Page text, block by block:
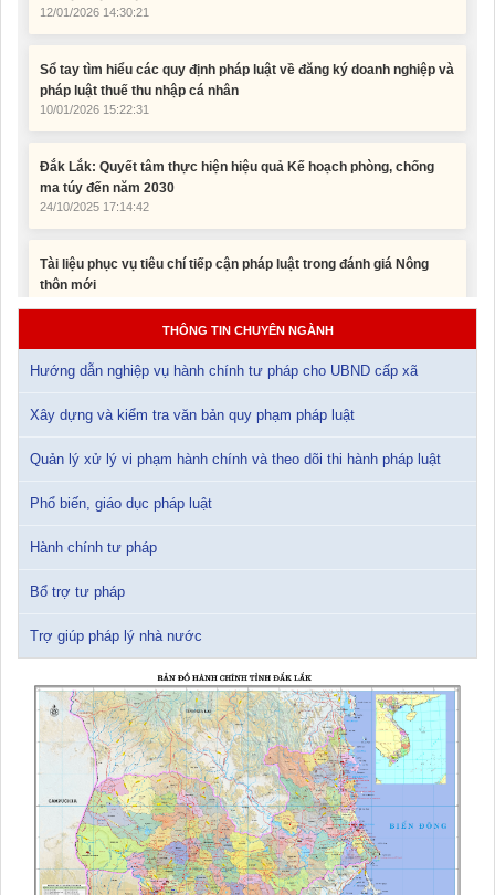
Sổ tay tìm hiểu các quy định pháp luật về đăng ký doanh nghiệp và
pháp luật thuế thu nhập cá nhân
Đắk Lắk: Quyết tâm thực hiện hiệu quả Kế hoạch phòng, chống
ma túy đến năm 2030
24/10/2025 17:14:42
Tài liệu phục vụ tiêu chí tiếp cận pháp luật trong đánh giá Nông
thôn mới
Tài liệu Hội nghị công chức, viên chức và người lao động năm
15/01/2026 15:29:29
Tài liệu Hội nghị triển khai công tác tư pháp năm 2026
12/01/2026 14:30:21
pháp luật thuế thu nhập cá nhân
ma túy đến năm 2030
THÔNG TIN CHUYÊN NGÀNH
Hướng dẫn nghiệp vụ hành chính tư pháp cho UBND cấp xã
Xây dựng và kiểm tra văn bản quy phạm pháp luật
Quản lý xử lý vi phạm hành chính và theo dõi thi hành pháp luật
Phổ biến, giáo dục pháp luật
Hành chính tư pháp
Bổ trợ tư pháp
Trợ giúp pháp lý nhà nước